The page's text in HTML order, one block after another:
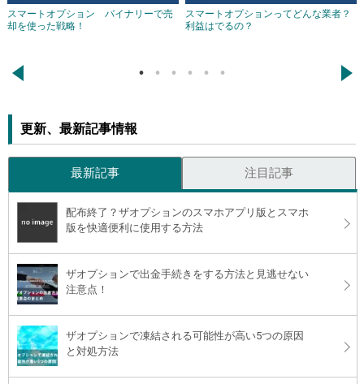
スマートオプション バイナリーで売
却を使った戦略！
スマートオプションってどんな業者？
利益はでるの？
← →
更新、最新記事情報
最新記事 注目記事
配布終了？ザオプションのスマホアプリ版とスマホ
版を快適便利に使用する方法
ザオプションで出金手続きをする方法と見逃せない
注意点！
ザオプションで凍結される可能性が高い5つの原因
と対処方法